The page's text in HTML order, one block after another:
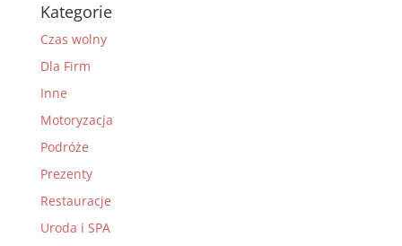
Kategorie
Czas wolny
Dla Firm
Inne
Motoryzacja
Podróże
Prezenty
Restauracje
Uroda i SPA